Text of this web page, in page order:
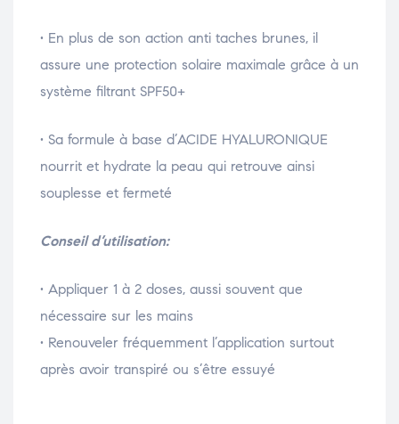
• En plus de son action anti taches brunes, il
assure une protection solaire maximale grâce à un
système filtrant SPF50+
• Sa formule à base d’ACIDE HYALURONIQUE
nourrit et hydrate la peau qui retrouve ainsi
souplesse et fermeté
Conseil d’utilisation:
• Appliquer 1 à 2 doses, aussi souvent que
nécessaire sur les mains
• Renouveler fréquemment l’application surtout
après avoir transpiré ou s’être essuyé